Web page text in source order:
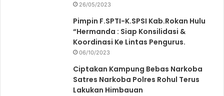
26/05/2023
Pimpin F.SPTI-K.SPSI Kab.Rokan Hulu
“Hermanda : Siap Konsilidasi &
Koordinasi Ke Lintas Pengurus.
06/10/2023
Ciptakan Kampung Bebas Narkoba
Satres Narkoba Polres Rohul Terus
Lakukan Himbauan